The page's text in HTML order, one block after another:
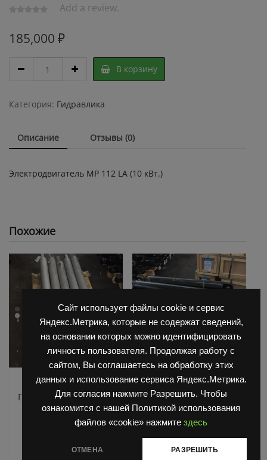
Сайт использует файлы cookie и сервис
Яндекс.Метрика, которые не содержат сведений,
на основании которых можно идентифицировать
личность пользователя. Продолжая работу с
сайтом, Вы соглашаетесь на обработку этих
данных и использование сервиса Яндекс.Метрика.
Для согласия нажмите Разрешить. Чтобы
ознакомится с нашей Политикой использования
файлов «cookie» нажмите здесь
ОТМЕНА РАЗРЕШИТЬ
Add a review.
185,000 ₽
Электродвигатель
LА
(10
quantity
В корзину
Категория: Гидравлика
Описание Отзывы (0)
Электродвигатель МР 112 LА (10 кВт.)
Похожие
Гидравлика
Гидроцилиндр ГЦ 01-
90х50х1200 (1565)
Читать далее
Гидравлика
Гидроцилиндр ЦХТД
060/03/2625/01.02.Б
(CHTD-060-03-3555)
0